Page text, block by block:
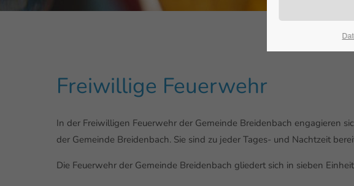
Freiwillige Feuerwehr
In der Freiwilligen Feuerwehr der Gemeinde Breidenbach engagieren
der Gemeinde Breidenbach. Sie sind zu jeder Tages- und Nachtzeit
Die Feuerwehr der Gemeinde Breidenbach gliedert sich in sieben